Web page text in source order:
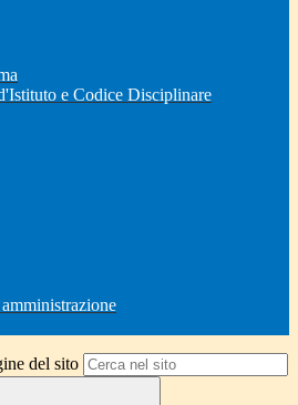
e Codice Disciplinare
del sito